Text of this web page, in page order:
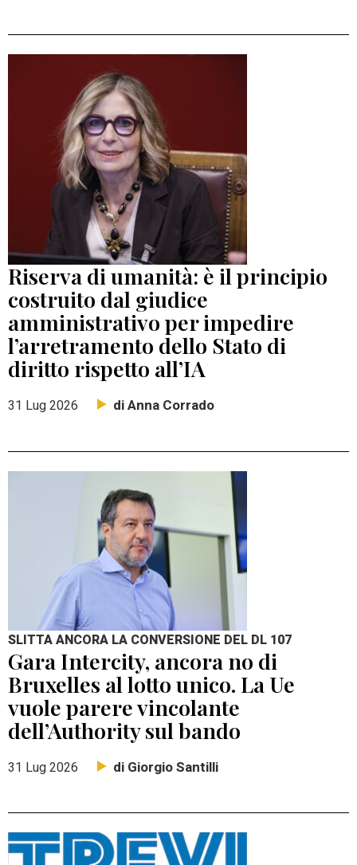
Riserva di umanità: è il principio
costruito dal giudice
amministrativo per impedire
l’arretramento dello Stato di
diritto rispetto all’IA
31 Lug 2026 di Anna Corrado
SLITTA ANCORA LA CONVERSIONE DEL DL 107
Gara Intercity, ancora no di
Bruxelles al lotto unico. La Ue
vuole parere vincolante
dell’Authority sul bando
31 Lug 2026 di Giorgio Santilli